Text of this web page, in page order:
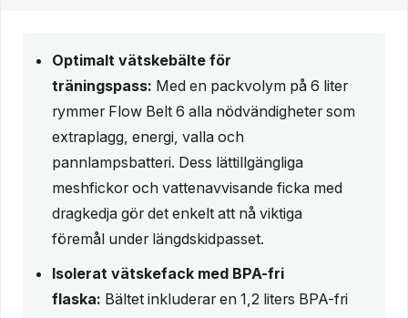
Optimalt vätskebälte för
träningspass: Med en packvolym på 6 liter
rymmer Flow Belt 6 alla nödvändigheter som
extraplagg, energi, valla och
pannlampsbatteri. Dess lättillgängliga
meshfickor och vattenavvisande ficka med
dragkedja gör det enkelt att nå viktiga
föremål under längdskidpasset.
Isolerat vätskefack med BPA-fri
flaska: Bältet inkluderar en 1,2 liters BPA-fri